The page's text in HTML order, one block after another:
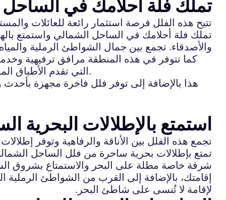
تملك فلة أحلامك في الساحل
تتيح هذه الفلل فرصة استثمار رائعة للعائلات
تملك فلة أحلامك في الساحل الشمالي واستمتع
والأصدقاء. تجمع بين جمال الشواطئ الرملية
كما تتوفر في هذه المنطقة مرافق ترفيهية
التي تقدم الأطباق المحلية والدولية. بالإضافة إلى ذلك، يمكنك ممارسة مختلف الأنشطة المائية مثل ركوب الأمواج والغوص والصيد.
هذا بالإضافة إلى توفر فلل فاخرة مجهزة بأحدث
استمتع بالإطلالات
تجمع هذه الفلل بين الأناقة والرفاهية وتوفر
تمتع بإطلالات بحرية ساحرة من فلل الساحل
شرفة خاصة مطلة على البحر والاستمتاع بشروق
إقامتك، بالإضافة إلى القرب من الشواطئ الرملية
لإقامة لا تُنسى على شاطئ البحر.